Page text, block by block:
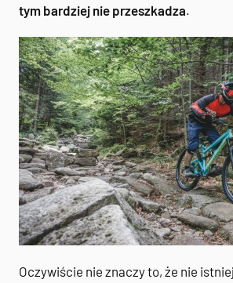
tym bardziej nie przeszkadza.
Oczywiście nie znaczy to, że nie